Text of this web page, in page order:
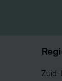
Zuid-